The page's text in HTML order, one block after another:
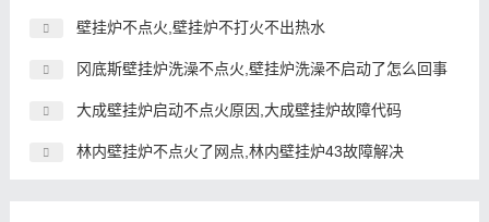
壁挂炉不点火,壁挂炉不打火不出热水
冈底斯壁挂炉洗澡不点火,壁挂炉洗澡不启动了怎么回事
大成壁挂炉启动不点火原因,大成壁挂炉故障代码
林内壁挂炉不点火了网点,林内壁挂炉43故障解决